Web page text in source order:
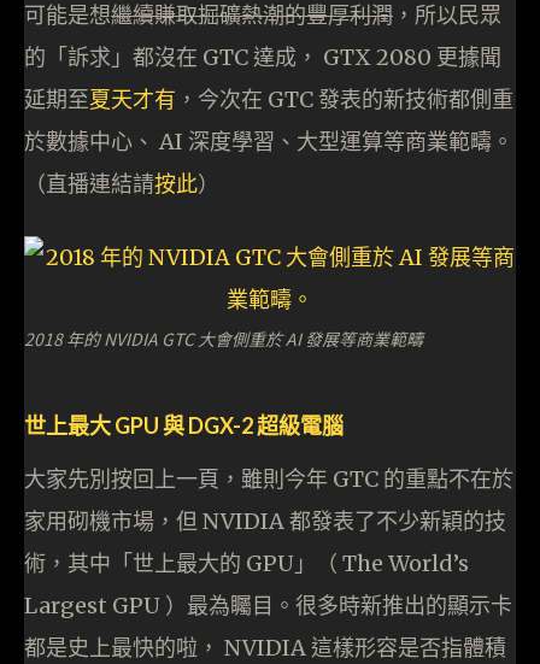
可能是想繼續賺取掘礦熱潮的豐厚利潤 ，所以民眾
的「訴求」都沒在 GTC 達成， GTX 2080 更據聞
延期至夏天才有 ，今次在 GTC 發表的新技術都側重
於數據中心、 AI 深度學習、大型運算等商業範疇。
（直播連結請按此）
2018 年的 NVIDIA GTC 大會側重於 AI 發展等商業範疇
世上最大 GPU 與 DGX-2 超級電腦
大家先別按回上一頁，雖則今年 GTC 的重點不在於
家用砌機市場，但 NVIDIA 都發表了不少新穎的技
術，其中「世上最大的 GPU」（ The World’s
Largest GPU ）最為矚目。很多時新推出的顯示卡
都是史上最快的啦， NVIDIA 這樣形容是否指體積